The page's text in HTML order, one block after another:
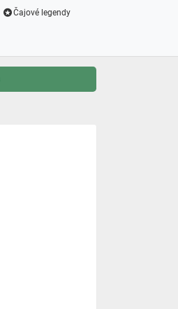
Čajové legendy